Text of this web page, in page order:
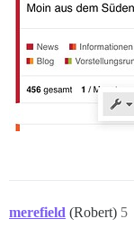
merefield (Robert) 5